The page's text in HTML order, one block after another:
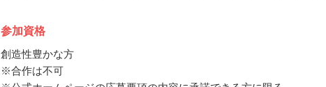
参加資格
創造性豊かな方
※合作は不可